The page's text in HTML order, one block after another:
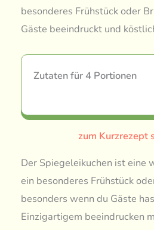
besonderes Frühstück oder
Gäste beeindruckt und
Zutaten für 4 Portionen
zum Kurzrezept
Der Spiegeleikuchen ist eine
ein besonderes Frühstück
besonders wenn du Gäste
Einzigartigem beeindrucken